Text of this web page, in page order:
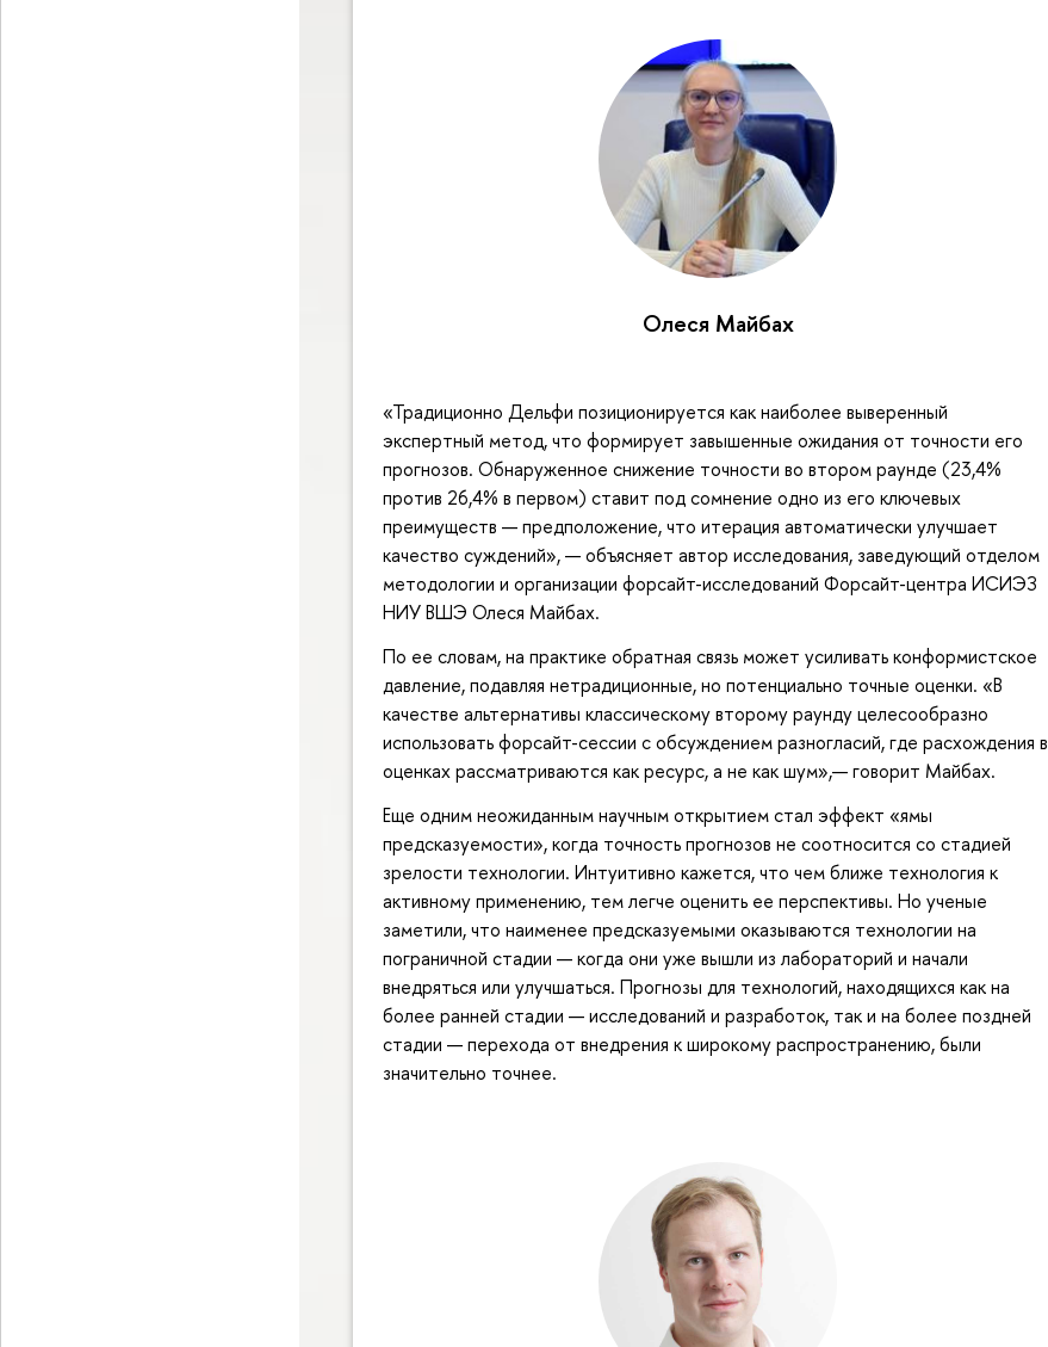
Олеся Майбах
«Традиционно Дельфи позиционируется как наиболее выверенный
экспертный метод, что формирует завышенные ожидания от точности его
прогнозов. Обнаруженное снижение точности во втором раунде (23,4%
против 26,4% в первом) ставит под сомнение одно из его ключевых
преимуществ — предположение, что итерация автоматически улучшает
качество суждений», — объясняет автор исследования, заведующий отделом
методологии и организации форсайт-исследований Форсайт-центра ИСИЭЗ
НИУ ВШЭ Олеся Майбах.
По ее словам, на практике обратная связь может усиливать конформистское
давление, подавляя нетрадиционные, но потенциально точные оценки. «В
качестве альтернативы классическому второму раунду целесообразно
использовать форсайт-сессии с обсуждением разногласий, где расхождения в
оценках рассматриваются как ресурс, а не как шум»,— говорит Майбах.
Еще одним неожиданным научным открытием стал эффект «ямы
предсказуемости», когда точность прогнозов не соотносится со стадией
зрелости технологии. Интуитивно кажется, что чем ближе технология к
активному применению, тем легче оценить ее перспективы. Но ученые
заметили, что наименее предсказуемыми оказываются технологии на
пограничной стадии — когда они уже вышли из лабораторий и начали
внедряться или улучшаться. Прогнозы для технологий, находящихся как на
более ранней стадии — исследований и разработок, так и на более поздней
стадии — перехода от внедрения к широкому распространению, были
значительно точнее.